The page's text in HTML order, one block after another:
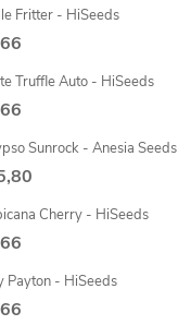
Fritter - HiSeeds
Truffle Auto - HiSeeds
Sunrock - Anesia Seeds
Cherry - HiSeeds
Payton - HiSeeds